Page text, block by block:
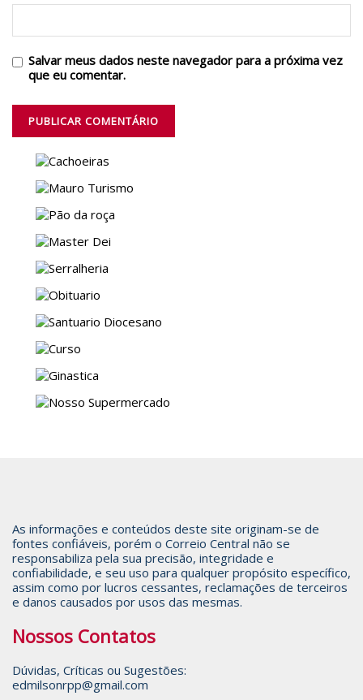
Salvar meus dados neste navegador para a próxima vez
que eu comentar.
As informações e conteúdos deste site originam-se de
fontes confiáveis, porém o Correio Central não se
responsabiliza pela sua precisão, integridade e
confiabilidade, e seu uso para qualquer propósito específico,
assim como por lucros cessantes, reclamações de terceiros
e danos causados por usos das mesmas.
Nossos Contatos
Dúvidas, Críticas ou Sugestões:
edmilsonrpp@gmail.com